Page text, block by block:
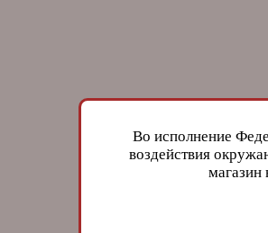
Во исполнение
воздействия
магазин